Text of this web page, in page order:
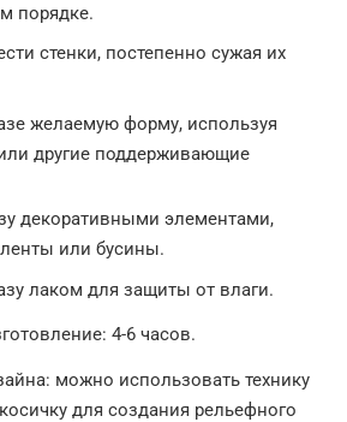
порядке.
стенки, постепенно сужая их
желаемую форму, используя
другие поддерживающие
декоративными элементами,
или бусины.
лаком для защиты от влаги.
4-6 часов.
можно использовать технику
для создания рельефного